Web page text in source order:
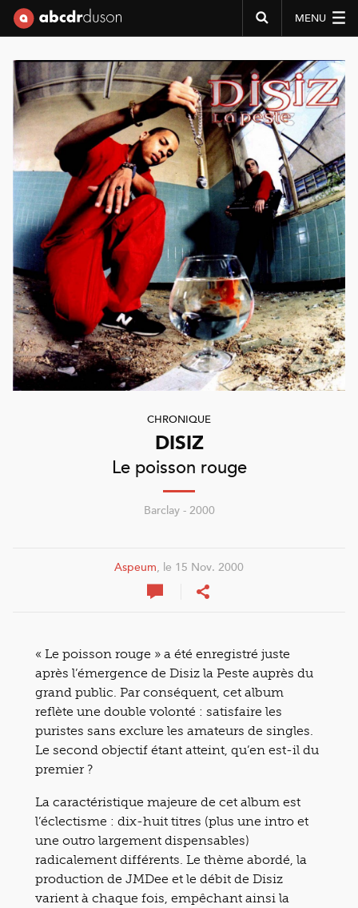
MENU
CHRONIQUE
DISIZ
Le poisson rouge
Barclay - 2000
Aspeum, le 15 Nov. 2000
« Le poisson rouge » a été enregistré juste
après l’émergence de Disiz la Peste auprès du
grand public. Par conséquent, cet album
reflète une double volonté : satisfaire les
puristes sans exclure les amateurs de singles.
Le second objectif étant atteint, qu’en est-il du
premier ?
La caractéristique majeure de cet album est
l’éclectisme : dix-huit titres (plus une intro et
une outro largement dispensables)
radicalement différents. Le thème abordé, la
production de JMDee et le débit de Disiz
varient à chaque fois, empêchant ainsi la